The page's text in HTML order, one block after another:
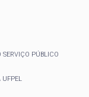
SERVIÇO PÚBLICO